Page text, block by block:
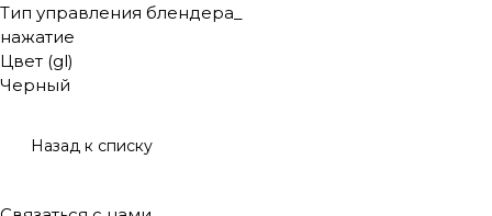
Тип управления блендера_
нажатие
Цвет (gl)
Черный
Назад к списку